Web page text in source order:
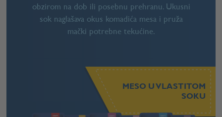
obzirom na dob ili posebnu prehranu. Ukusni
sok naglašava okus komadića mesa i pruža
mački potrebne tekućine.
MESO U VLASTITOM
SOKU